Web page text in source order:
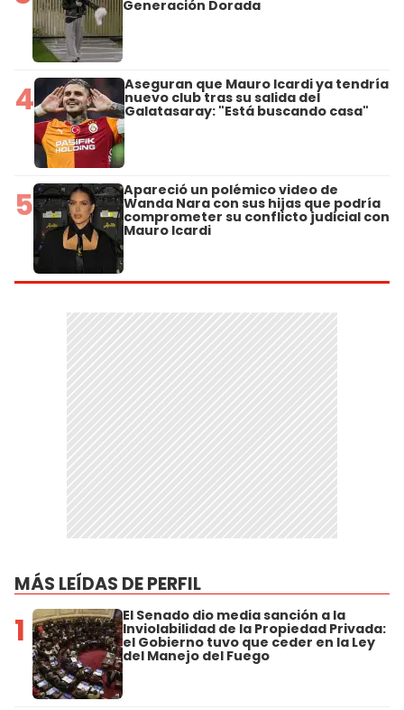
Generación Dorada
4 Aseguran que Mauro Icardi ya tendría
nuevo club tras su salida del
Galatasaray: "Está buscando casa"
5 Apareció un polémico video de
Wanda Nara con sus hijas que podría
comprometer su conflicto judicial con
Mauro Icardi
MÁS LEÍDAS DE PERFIL
1 El Senado dio media sanción a la
Inviolabilidad de la Propiedad Privada:
el Gobierno tuvo que ceder en la Ley
del Manejo del Fuego